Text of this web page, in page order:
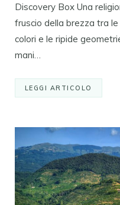
Discovery Box Una
fruscio della brezza tra
colori e le ripide
mani…
LEGGI ARTICOLO